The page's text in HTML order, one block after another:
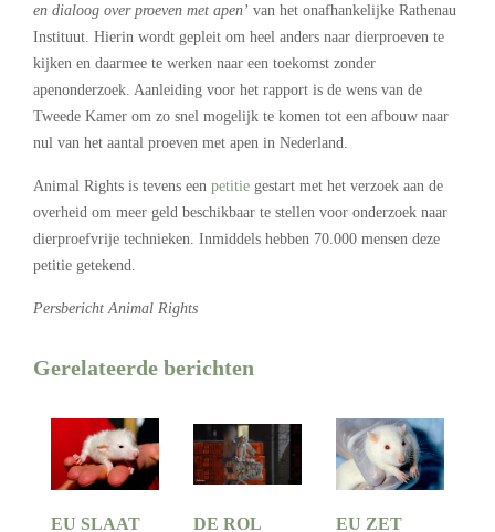
en dialoog over proeven met apen’ van het onafhankelijke Rathenau
Instituut. Hierin wordt gepleit om heel anders naar dierproeven te
kijken en daarmee te werken naar een toekomst zonder
apenonderzoek. Aanleiding voor het rapport is de wens van de
Tweede Kamer om zo snel mogelijk te komen tot een afbouw naar
nul van het aantal proeven met apen in Nederland.
Animal Rights is tevens een petitie gestart met het verzoek aan de
overheid om meer geld beschikbaar te stellen voor onderzoek naar
dierproefvrije technieken. Inmiddels hebben 70.000 mensen deze
petitie getekend.
Persbericht Animal Rights
Gerelateerde berichten
EU SLAAT DE ROL EU ZET